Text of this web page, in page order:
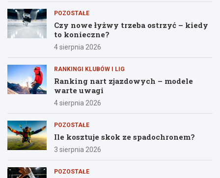
POZOSTAŁE
Czy nowe łyżwy trzeba ostrzyć – kiedy
to konieczne?
4 sierpnia 2026
RANKINGI KLUBÓW I LIG
Ranking nart zjazdowych – modele
warte uwagi
4 sierpnia 2026
POZOSTAŁE
Ile kosztuje skok ze spadochronem?
3 sierpnia 2026
POZOSTAŁE